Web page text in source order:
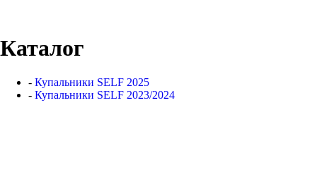
Каталог
- Купальники SELF 2025
- Купальники SELF 2023/2024